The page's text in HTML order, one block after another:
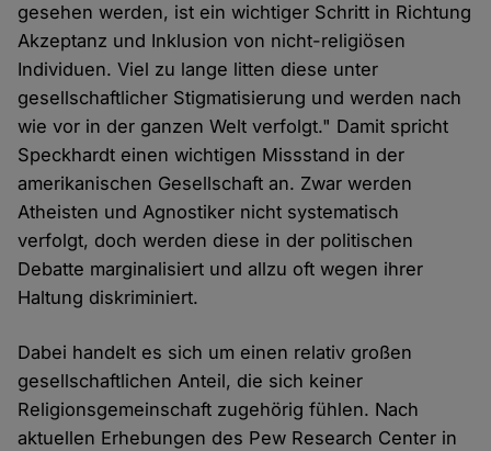
gesehen werden, ist ein wichtiger Schritt in Richtung
Akzeptanz und Inklusion von nicht-religiösen
Individuen. Viel zu lange litten diese unter
gesellschaftlicher Stigmatisierung und werden nach
wie vor in der ganzen Welt verfolgt." Damit spricht
Speckhardt einen wichtigen Missstand in der
amerikanischen Gesellschaft an. Zwar werden
Atheisten und Agnostiker nicht systematisch
verfolgt, doch werden diese in der politischen
Debatte marginalisiert und allzu oft wegen ihrer
Haltung diskriminiert.
Dabei handelt es sich um einen relativ großen
gesellschaftlichen Anteil, die sich keiner
Religionsgemeinschaft zugehörig fühlen. Nach
aktuellen Erhebungen des Pew Research Center in